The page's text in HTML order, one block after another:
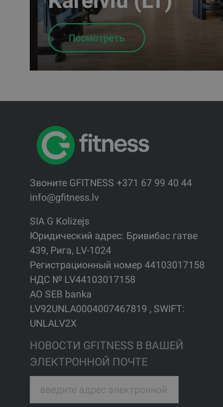
Посмотреть
Звоните GFITNESS +371 67 99 40 44
info@gfitness.lv
SIA G Kolizejs
Юридический адрес: Бривибас гатве
439, Рига, LV-1024
Регистрационный номер 44103017158
НДС № LV44103017158
АО SEB banka
LV92UNLA0004007467819 , SWIFT:
UNLALV2X
НОВОСТИ GFITNESS В ВАШЕЙ
ЭЛЕКТРОННОЙ ПОЧТЕ